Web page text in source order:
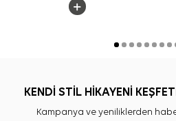
KENDİ STİL HİKAYENİ
Kampanya ve yeniliklerden